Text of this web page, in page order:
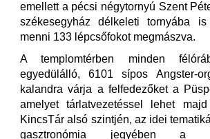
emellett a pécsi négytornyú Szent
székesegyház délkeleti tornyába
menni 133 lépcsőfokot megmászva.
A templomtérben minden
egyedülálló, 6101 sípos Angster-
kalandra várja a felfedezőket a
amelyet tárlatvezetéssel lehet
KincsTár alsó szintjén, az idei
gasztronómia jegyében a